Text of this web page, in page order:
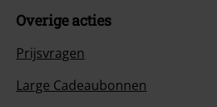
Overige acties
Prijsvragen
Large Cadeaubonnen